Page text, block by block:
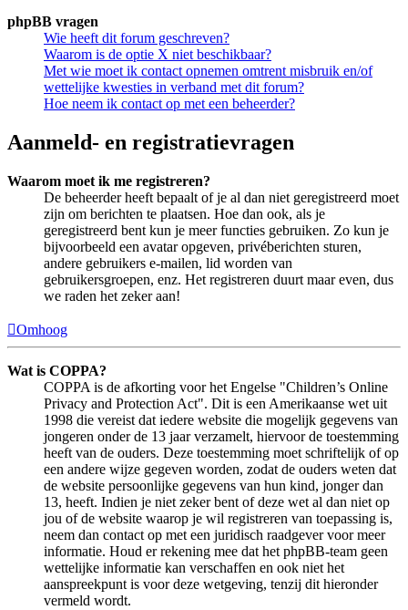
phpBB vragen
Wie heeft dit forum geschreven?
Waarom is de optie X niet beschikbaar?
Met wie moet ik contact opnemen omtrent misbruik en/of
wettelijke kwesties in verband met dit forum?
Hoe neem ik contact op met een beheerder?
Aanmeld- en registratievragen
Waarom moet ik me registreren?
De beheerder heeft bepaalt of je al dan niet geregistreerd moet
zijn om berichten te plaatsen. Hoe dan ook, als je
geregistreerd bent kun je meer functies gebruiken. Zo kun je
bijvoorbeeld een avatar opgeven, privéberichten sturen,
andere gebruikers e-mailen, lid worden van
gebruikersgroepen, enz. Het registreren duurt maar even, dus
we raden het zeker aan!
Omhoog
Wat is COPPA?
COPPA is de afkorting voor het Engelse "Children’s Online
Privacy and Protection Act". Dit is een Amerikaanse wet uit
1998 die vereist dat iedere website die mogelijk gegevens van
jongeren onder de 13 jaar verzamelt, hiervoor de toestemming
heeft van de ouders. Deze toestemming moet schriftelijk of op
een andere wijze gegeven worden, zodat de ouders weten dat
de website persoonlijke gegevens van hun kind, jonger dan
13, heeft. Indien je niet zeker bent of deze wet al dan niet op
jou of de website waarop je wil registreren van toepassing is,
neem dan contact op met een juridisch raadgever voor meer
informatie. Houd er rekening mee dat het phpBB-team geen
wettelijke informatie kan verschaffen en ook niet het
aanspreekpunt is voor deze wetgeving, tenzij dit hieronder
vermeld wordt.